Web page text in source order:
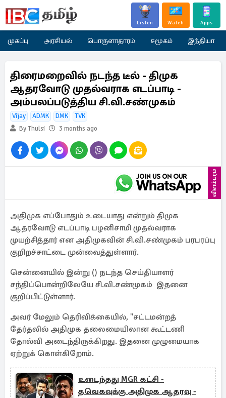
Listen Watch Apps
முகப்பு அரசியல் பொருளாதாரம் சமூகம் இந்தியா
திரைமறைவில் நடந்த டீல் - திமுக
ஆதரவோடு முதல்வராக எடப்பாடி -
அம்பலப்படுத்திய சி.வி.சண்முகம்
Vijay ADMK DMK
TVK
By Thulsi
3 months ago
விளம்பரம்
அதிமுக எப்போதும் உடையாது என்றும் திமுக
ஆதரவோடு எடப்பாடி பழனிசாமி முதல்வராக
முயற்சித்தார் என அதிமுகவின் சி.வி.சண்முகம் பரபரப்பு
குறிறச்சாட்டை முன்வைத்துள்ளார்.
சென்னையில் இன்று () நடந்த செய்தியாளர்
சந்திப்பொன்றிலேயே சி.வி.சண்முகம் இதனை
குறிப்பிட்டுள்ளார்.
அவர் மேலும் தெரிவிக்கையில், "சட்டமன்றத்
தேர்தலில் அதிமுக தலைமையிலான கூட்டணி
தோல்வி அடைந்திருக்கிறது. இதனை முழுமையாக
ஏற்றுக் கொள்கிறோம்.
உடைந்தது MGR கட்சி -
தவெகவுக்கு அதிமுக ஆதரவு -